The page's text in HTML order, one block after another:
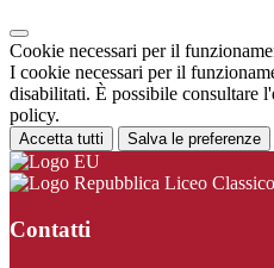
Cookie necessari per il
I cookie necessari per il
disabilitati. È possibile consultare
policy.
Accetta tutti Salva le preferenze
Liceo
Contatti